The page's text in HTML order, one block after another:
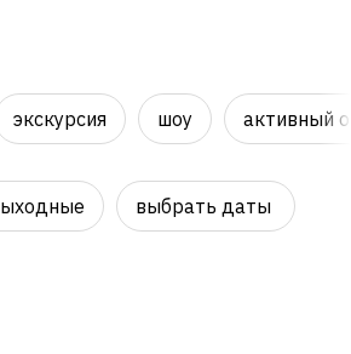
экскурсия шоу активный
выбрать даты